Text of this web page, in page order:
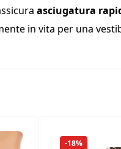
asciugatura
in vita per una
-18%